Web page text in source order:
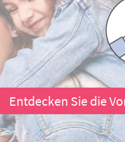
Entdecken Sie die